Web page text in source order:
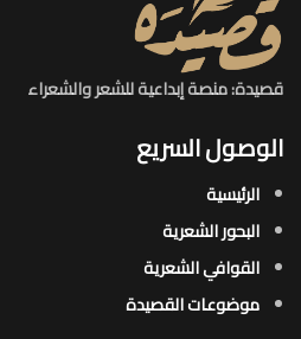
قصيدة: منصة إبداعية للشعر والشعراء
الوصول السريع
الرئيسية
البحور الشعرية​
القوافي الشعرية​
موضوعات القصيدة​